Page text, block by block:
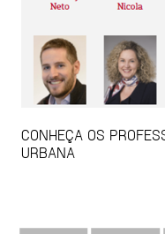
CONHEÇA OS
URBANA